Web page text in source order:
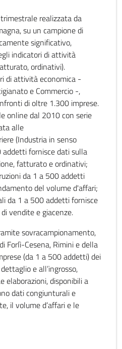
realizzata da
su un campione di
significativo,
indicatori di attività
ordinativi).
di attività economica -
e Commercio -,
di oltre 1.300 imprese.
online dal 2010 con serie
alle
(Industria in senso
fornisce dati sulla
fatturato e ordinativi;
da 1 a 500 addetti
del volume d'affari;
da 1 a 500 addetti fornisce
vendite e giacenze.
sovracampionamento,
Forlì-Cesena, Rimini e della
(da 1 a 500 addetti) dei
e all’ingrosso,
elaborazioni, disponibili a
dati congiunturali e
il volume d’affari e le